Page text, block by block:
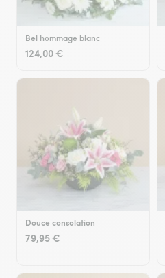
Bel hommage blanc
124,00 €
Douce consolation
79,95 €